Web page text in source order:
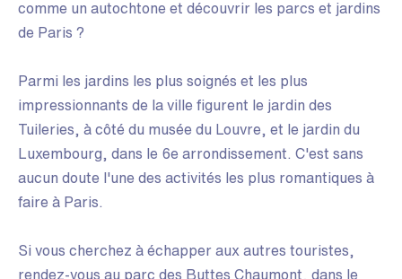
comme un autochtone et découvrir les parcs et jardins
de Paris ?
Parmi les jardins les plus soignés et les plus
impressionnants de la ville figurent le jardin des
Tuileries, à côté du musée du Louvre, et le jardin du
Luxembourg, dans le 6e arrondissement. C'est sans
aucun doute l'une des activités les plus romantiques à
faire à Paris.
Si vous cherchez à échapper aux autres touristes,
rendez-vous au parc des Buttes Chaumont, dans le